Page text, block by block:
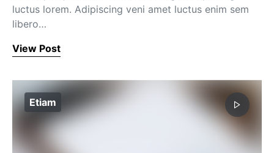
luctus lorem. Adipiscing veni amet luctus enim sem
libero…
View Post
Etiam